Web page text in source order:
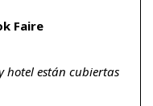
Faire
hotel están cubiertas